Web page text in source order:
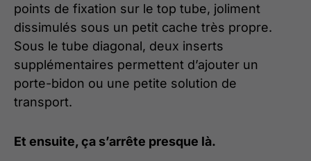
points de fixation sur le top tube, joliment
dissimulés sous un petit cache très propre.
Sous le tube diagonal, deux inserts
supplémentaires permettent d’ajouter un
porte-bidon ou une petite solution de
transport.
Et ensuite, ça s’arrête presque là.